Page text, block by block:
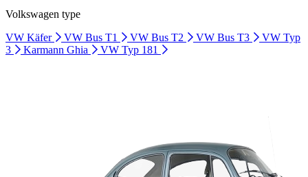
Volkswagen type
VW Käfer
VW Bus T1 VW Bus T2 VW Bus T3
VW Typ
3
Karmann Ghia VW Typ 181